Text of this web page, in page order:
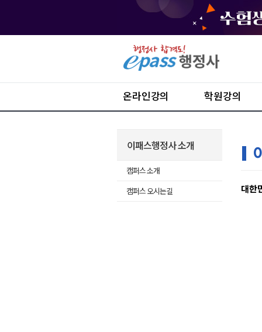
온라인강의 학원강의
이패스행정사 소개
캠퍼스 소개
캠퍼스 오시는길
대한